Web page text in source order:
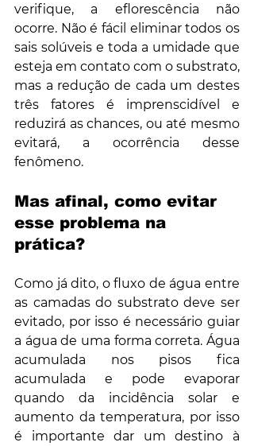
verifique, a eflorescência não
ocorre. Não é fácil eliminar todos os
sais solúveis e toda a umidade que
esteja em contato com o substrato,
mas a redução de cada um destes
três fatores é imprenscidível e
reduzirá as chances, ou até mesmo
evitará, a ocorrência desse
fenômeno.
Mas afinal, como evitar
esse problema na
prática?
Como já dito, o fluxo de água entre
as camadas do substrato deve ser
evitado, por isso é necessário guiar
a água de uma forma correta. Água
acumulada nos pisos fica
acumulada e pode evaporar
quando da incidência solar e
aumento da temperatura, por isso
é importante dar um destino à